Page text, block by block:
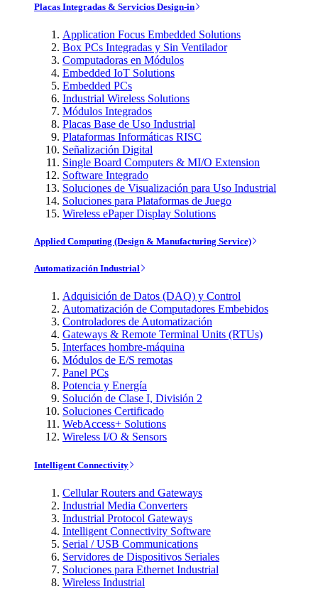
Placas Integradas & Servicios Design-in
Application Focus Embedded Solutions
Box PCs Integradas y Sin Ventilador
Computadoras en Módulos
Embedded IoT Solutions
Embedded PCs
Industrial Wireless Solutions
Módulos Integrados
Placas Base de Uso Industrial
Plataformas Informáticas RISC
Señalización Digital
Single Board Computers & MI/O Extension
Software Integrado
Soluciones de Visualización para Uso Industrial
Soluciones para Plataformas de Juego
Wireless ePaper Display Solutions
Applied Computing (Design & Manufacturing Service)
Automatización Industrial
Adquisición de Datos (DAQ) y Control
Automatización de Computadores Embebidos
Controladores de Automatización
Gateways & Remote Terminal Units (RTUs)
Interfaces hombre-máquina
Módulos de E/S remotas
Panel PCs
Potencia y Energía
Solución de Clase I, División 2
Soluciones Certificado
WebAccess+ Solutions
Wireless I/O & Sensors
Intelligent Connectivity
Cellular Routers and Gateways
Industrial Media Converters
Industrial Protocol Gateways
Intelligent Connectivity Software
Serial / USB Communications
Servidores de Dispositivos Seriales
Soluciones para Ethernet Industrial
Wireless Industrial